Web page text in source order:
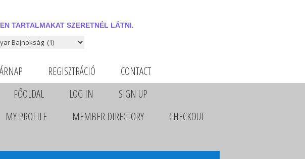
TARTALMAKAT SZERETNÉL LÁTNI.
tartalmakat szeretnél látni.
REGISZTRÁCIÓ
CONTACT
FŐOLDAL LOG IN
SIGN UP
MY PROFILE MEMBER DIRECTORY
CHECKOUT